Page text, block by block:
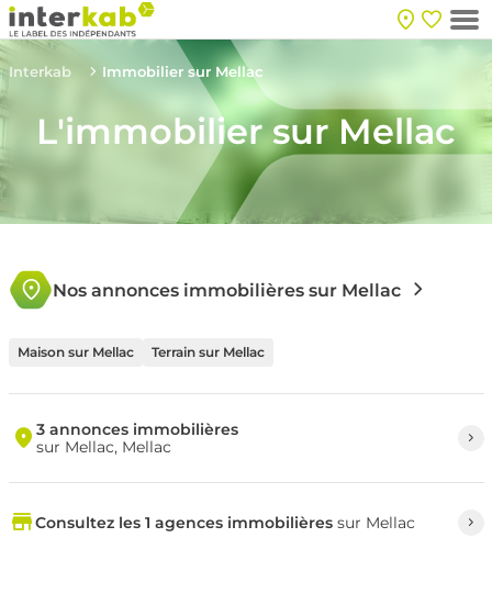
Interkab Immobilier sur Mellac
L'immobilier sur Mellac
Nos annonces immobilières sur Mellac
Maison sur Mellac Terrain sur Mellac
3 annonces immobilières
sur Mellac, Mellac
Consultez les 1 agences immobilièressur Mellac